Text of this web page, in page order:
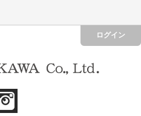
ログイン